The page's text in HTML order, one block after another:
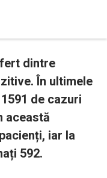
dintre
În ultimele
de cazuri
această
iar la
592.